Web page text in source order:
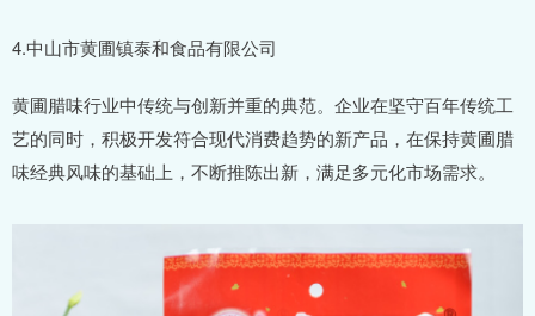
4.中山市黄圃镇泰和食品有限公司
黄圃腊味行业中传统与创新并重的典范。企业在坚守百年传统工
艺的同时，积极开发符合现代消费趋势的新产品，在保持黄圃腊
味经典风味的基础上，不断推陈出新，满足多元化市场需求。